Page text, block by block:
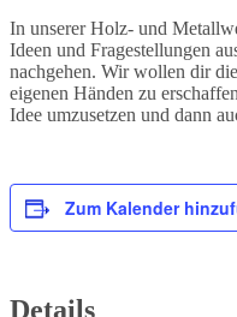
In unserer Holz- und
Ideen und Fragestellungen
nachgehen. Wir wollen dir
eigenen Händen zu
Idee umzusetzen und dann
Zum Kalender
Details